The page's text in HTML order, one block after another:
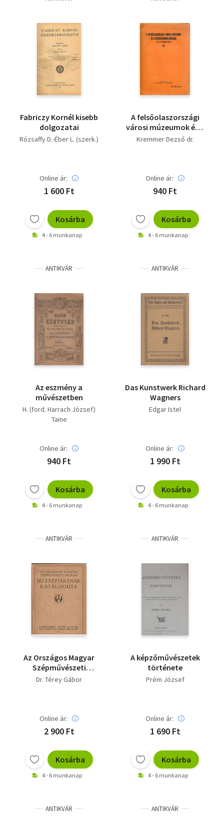
Fabriczy Kornél kisebb
dolgozatai
Rózsaffy D.-Éber L. (szerk.)
Online ár:
1 600 Ft
Kosárba
4 - 6 munkanap
A felsőolaszországi
városi múzeumok és a
székesfővárosi
Kremmer Dezső dr.
Online ár:
940 Ft
Kosárba
4 - 6 munkanap
ANTIKVÁR
Az eszmény a
művészetben
H. (ford. Harrach József)
Taine
Online ár:
940 Ft
Kosárba
4 - 6 munkanap
ANTIKVÁR
Das Kunstwerk Richard
Wagners
Edgar Istel
Online ár:
1 990 Ft
Kosárba
4 - 6 munkanap
ANTIKVÁR
Az Országos Magyar
Szépművészeti
Múzeum régi
Dr. Térey Gábor
Online ár:
2 900 Ft
Kosárba
4 - 6 munkanap
ANTIKVÁR
A képzőművészetek
története
Prém József
Online ár:
1 690 Ft
Kosárba
4 - 6 munkanap
ANTIKVÁR ANTIKVÁR